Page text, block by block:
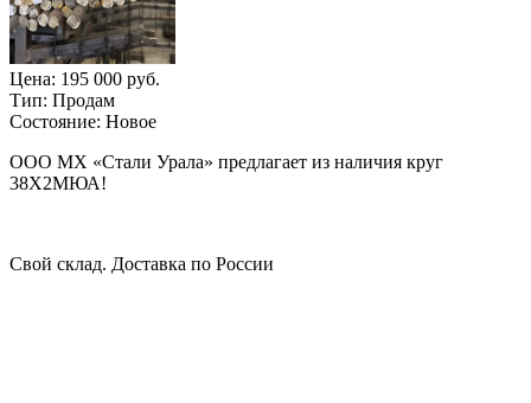
Цена: 195 000 руб.
Тип: Продам
Состояние: Новое
ООО МХ «Стали Урала» предлагает из наличия круг
38Х2МЮА!
Свой склад. Доставка по России